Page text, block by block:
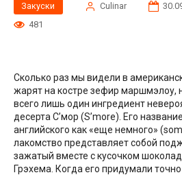
Закуски Сulinar
481
Сколько раз мы видели в
жарят на костре зефир маршмэлоу,
всего лишь один ингредиент
десерта С’мор (S’more). Его
английского как «еще немного»
лакомство представляет собой
зажатый вместе с кусочком
Грэхема. Когда его придумали